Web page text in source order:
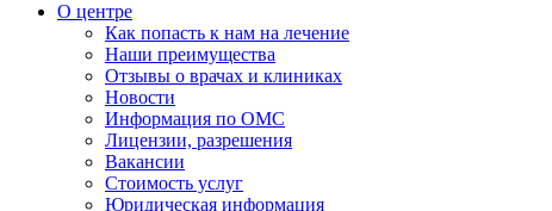
О центре
Как попасть к нам на лечение
Наши преимущества
Отзывы о врачах и клиниках
Новости
Информация по ОМС
Лицензии, разрешения
Вакансии
Стоимость услуг
Юридическая информация